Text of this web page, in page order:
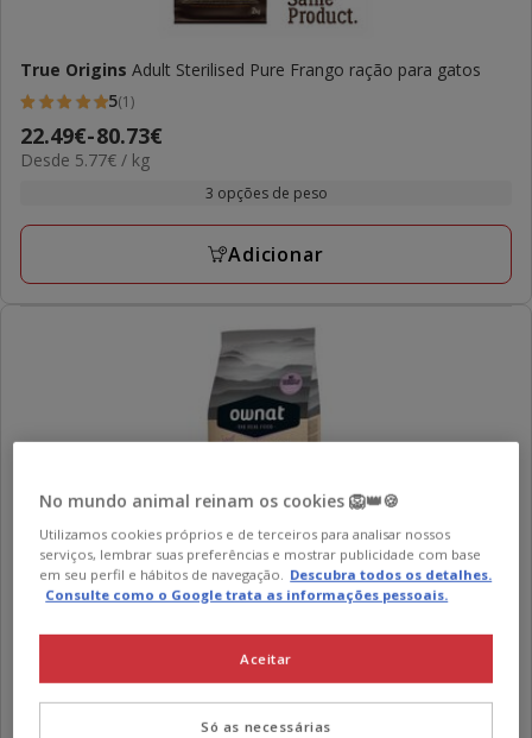
True Origins Adult Sterilised Pure Frango ração para gatos
5
estrelas
com
avaliações
5(1)
Preço
de
a
22.49€-80.73€
5.77€
Desde 5.77€ / kg
3 opções de peso
Adicionar
OwnatJust Grain Free Sterilized ração para gatos
com
de
22.45€
2 opções de peso
No mundo animal reinam os cookies 🦁👑🍪
Utilizamos cookies próprios e de terceiros para analisar nossos
serviços, lembrar suas preferências e mostrar publicidade com base
em seu perfil e hábitos de navegação. Descubra todos os detalhes.
Consulte como o Google trata as informações pessoais.
Só as necessárias
Aceitar